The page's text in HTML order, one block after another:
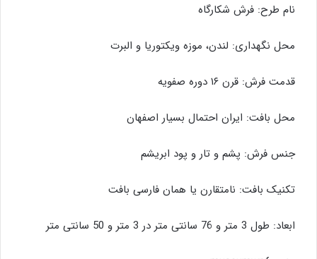
نام طرح: فرش شکارگاه
محل نگهداری: لندن، موزه ویکتوریا و البرت
قدمت فرش: قرن ۱۶ دوره صفویه
محل بافت: ایران احتمال بسیار اصفهان
جنس فرش: پشم و تار و پود ابریشم
تکنیک بافت: نامتقارن یا همان فارسی بافت
ابعاد: طول 3 متر و 76 سانتی متر در 3 متر و 50 سانتی متر